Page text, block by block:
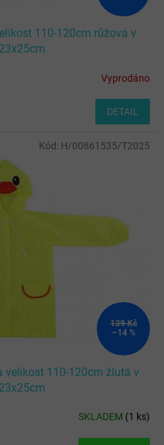
110-120cm růžová v
Vyprodáno
DETAIL
139 Kč
–14 %
velikost 110-120cm žlutá v
SKLADEM (1 ks)
Kód: H/00861535/T2025